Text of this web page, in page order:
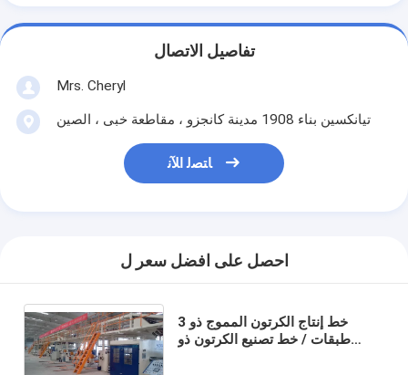
تفاصيل الاتصال
Mrs. Cheryl
تيانكسين بناء 1908 مدينة كانجزو ، مقاطعة خبى ، الصين
ﺎﺘﺼﻟ ﺍﻶﻧ
احصل على افضل سعر ل
خط إنتاج الكرتون المموج ذو 3
طبقات / خط تصنيع الكرتون ذو